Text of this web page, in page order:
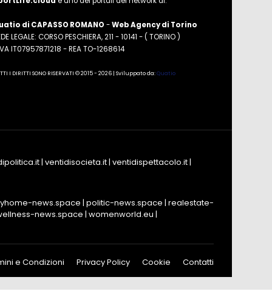
di CAPASSO ROMANO -Web Agency di Torino
LEGALE: CORSO PESCHIERA, 211 - 10141 - ( TORINO )
IT07957871218 - REA TO-1268614
I DIRITTI SONO RISERVATI © 2015 - 2026 | Sviluppato da:Quatio
| ventidisocieta.it| ventidispettacolo.it|
news.space | politic-news.space | realestate-
news.space | womenworld.eu |
e Condizioni Privacy Policy Cookie Contatti